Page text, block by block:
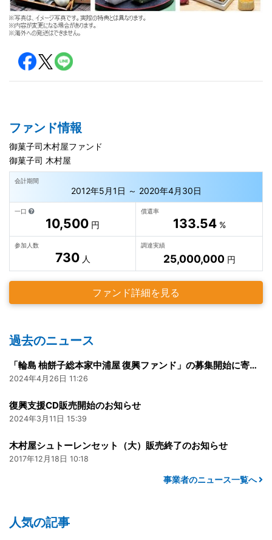
ファンド情報
御菓子司木村屋ファンド
御菓子司 木村屋
会計期間
2012年5月1日 ～ 2020年4月30日
一口
10,500 円
償還率
133.54%
参加人数
730人
調達実績
25,000,000円
ファンド詳細を見る
過去のニュース
「輪島 柚餅子総本家中浦屋 復興ファンド」の募集開始に寄せて
2024年4月26日 11:26
復興支援CD販売開始のお知らせ
2024年3月11日 15:39
木村屋シュトーレンセット（大）販売終了のお知らせ
2017年12月18日 10:18
事業者のニュース一覧へ
人気の記事